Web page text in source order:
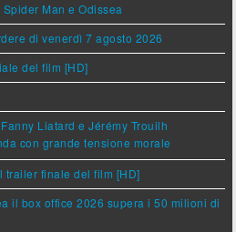
Man e Odissea
di venerdì 7 agosto 2026
del film [HD]
Liatard e Jérémy Trouilh
con grande tensione morale
trailer finale del film [HD]
il box office 2026 supera i 50 milioni di